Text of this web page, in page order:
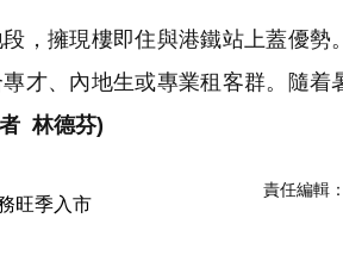
，擁現樓即住與港鐵站上蓋優勢
才、內地生或專業租客群。隨着
林德芬)
責任編輯：